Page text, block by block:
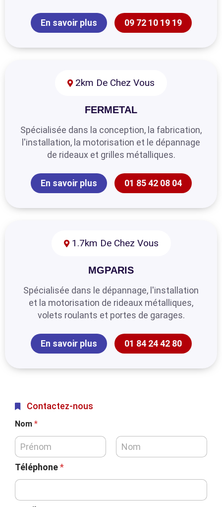
En savoir plus 09 72 10 19 19
2km De Chez Vous
FERMETAL
Spécialisée dans la conception, la fabrication,
l'installation, la motorisation et le dépannage
de rideaux et grilles métalliques.
En savoir plus 01 85 42 08 04
1.7km De Chez Vous
MGPARIS
Spécialisée dans le dépannage, l'installation
et la motorisation de rideaux métalliques,
volets roulants et portes de garages.
En savoir plus 01 84 24 42 80
Contactez-nous
Nom *
Téléphone*